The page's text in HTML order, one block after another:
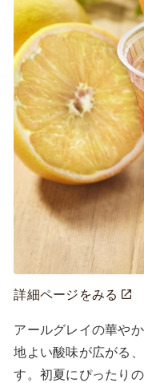
詳細ページをみる
アールグレイの華や
地よい酸味が広がる
す。初夏にぴったり